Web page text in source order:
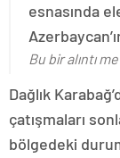
esnasında
Bu bir alıntı
Dağlık
çatışmaları
bölgedeki